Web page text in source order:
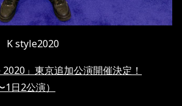
K style2020
」東京追加公演開催決定！
1日2公演）